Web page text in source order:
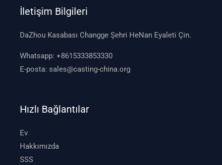
İletişim Bilgileri
DaZhou Kasabası Changge Şehri HeNan Eyaleti Çin.
Whatsapp:+8615333853330
E-posta:sales@casting-china.org
Hızlı Bağlantılar
Ev
Hakkımızda
SSS